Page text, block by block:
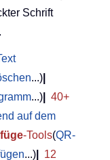
Schrift
...)
...)
40+
auf dem
-Tools(QR-
...)
12